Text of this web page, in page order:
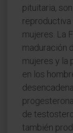
pituitaria,
reproductiva
mujeres. La
maduración
mujeres y la
en los
de
también